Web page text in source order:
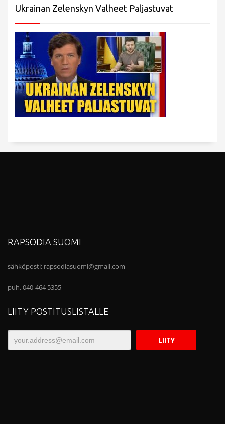
Ukrainan Zelenskyn Valheet Paljastuvat
RAPSODIA SUOMI
sähköposti: rapsodiasuomi@gmail.com
puh. 040-464 5355
LIITY POSTITUSLISTALLE